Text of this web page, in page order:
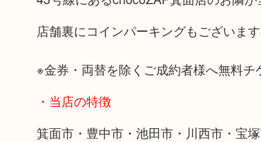
店舗裏にコインパーキングもございま
※金券・両替を除くご成約者様へ無料チ
・当店の特徴
箕面市・豊中市・池田市・川西市・宝